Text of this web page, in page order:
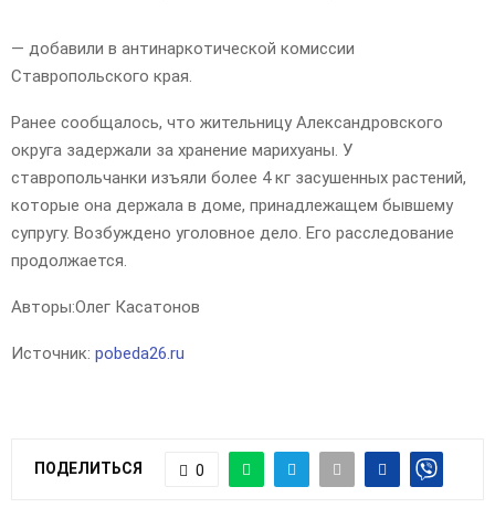
— добавили в антинаркотической комиссии
Ставропольского края.
Ранее сообщалось, что жительницу Александровского
округа задержали за хранение марихуаны. У
ставропольчанки изъяли более 4 кг засушенных растений,
которые она держала в доме, принадлежащем бывшему
супругу. Возбуждено уголовное дело. Его расследование
продолжается.
Авторы:Олег Касатонов
Источник: pobeda26.ru
ПОДЕЛИТЬСЯ 0